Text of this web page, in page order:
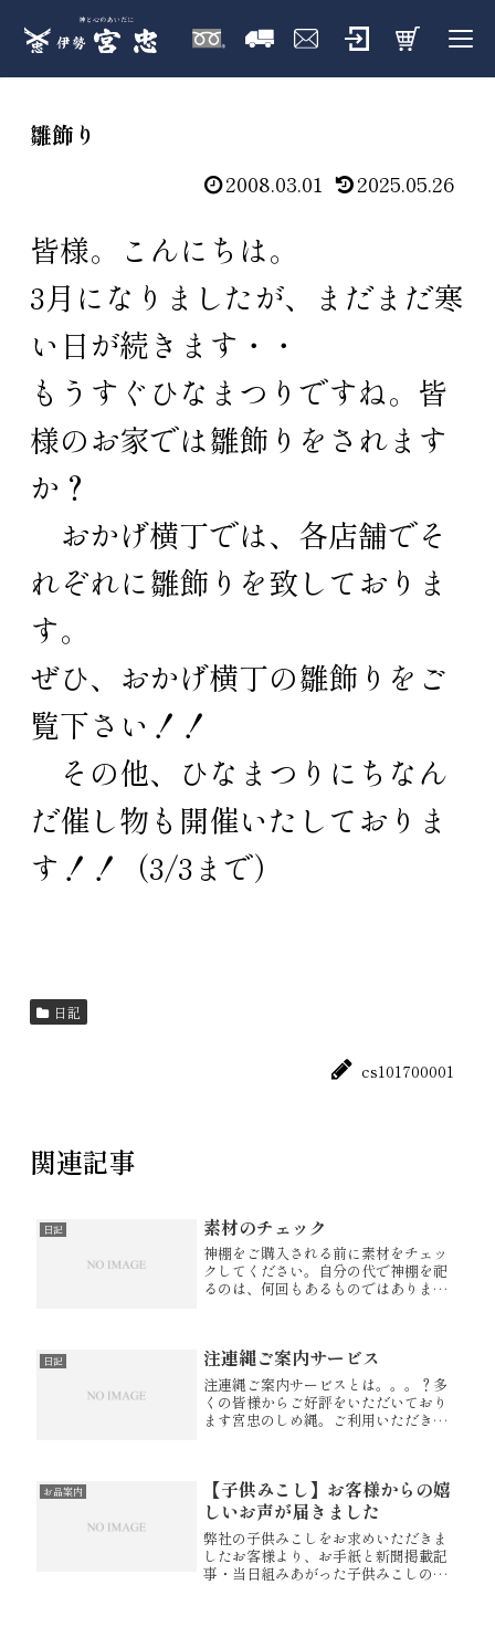
雛飾り
2008.03.01 2025.05.26
皆様。こんにちは。
3月になりましたが、まだまだ寒
い日が続きます・・
もうすぐひなまつりですね。皆
様のお家では雛飾りをされます
か？
おかげ横丁では、各店舗でそ
れぞれに雛飾りを致しておりま
す。
ぜひ、おかげ横丁の雛飾りをご
覧下さい！！
その他、ひなまつりにちなん
だ催し物も開催いたしておりま
す！！（3/3まで）
日記
cs101700001
関連記事
日記 素材のチェック
神棚をご購入される前に素材をチェッ
クしてください。自分の代で神棚を祀
るのは、何回もあるものではありませ
神棚をお祀りください。当店の神棚は
安...
日記 注連縄ご案内サービス
注連縄ご案内サービスとは。。。？多
くの皆様からご好評をいただいており
ます宮忠のしめ縄。ご利用いただきま
ります。毎年10月に入りましたら宮...
お品案内
【子供みこし】お客様からの嬉
しいお声が届きました
弊社の子供みこしをお求めいただきま
したお客様より、お手紙と新聞掲載記
事・当日組みあがった子供みこしの写